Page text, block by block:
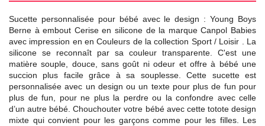
Sucette personnalisée pour bébé avec le design : Young Boys
Berne à embout Cerise en silicone de la marque Canpol Babies
avec impression en en Couleurs de la collection Sport / Loisir . La
silicone se reconnaît par sa couleur transparente. C'est une
matière souple, douce, sans goût ni odeur et offre à bébé une
succion plus facile grâce à sa souplesse. Cette sucette est
personnalisée avec un design ou un texte pour plus de fun pour
plus de fun, pour ne plus la perdre ou la confondre avec celle
d’un autre bébé. Chouchouter votre bébé avec cette totote design
mixte qui convient pour les garçons comme pour les filles. Les